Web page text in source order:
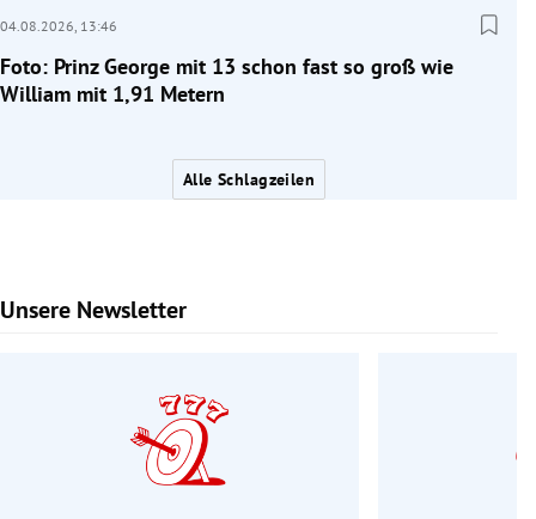
04.08.2026, 13:46
Foto: Prinz George mit 13 schon fast so groß wie
William mit 1,91 Metern
Alle Schlagzeilen
Unsere Newsletter
Slide 1 von 6